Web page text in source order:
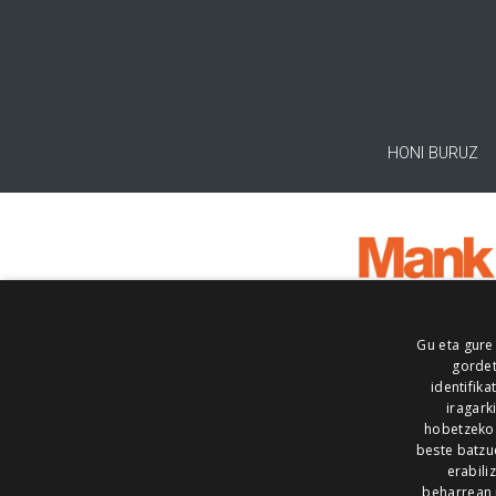
HONI BURUZ
Gu eta
hobetzeko.
beste
beharrean